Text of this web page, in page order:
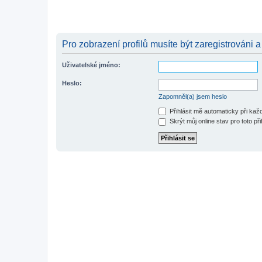
Pro zobrazení profilů musíte být zaregistrováni
Uživatelské jméno:
Heslo:
Zapomněl(a) jsem heslo
Přihlásit mě automaticky při
Skrýt můj online stav pro toto